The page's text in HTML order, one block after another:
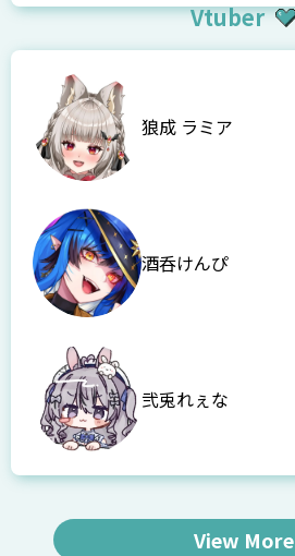
Vtuber
狼成 ラミア
酒呑けんぴ
弐兎れぇな
View More